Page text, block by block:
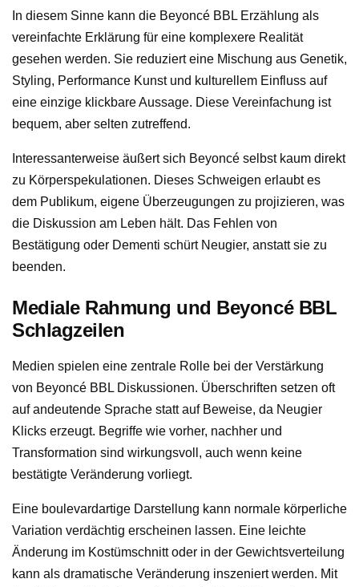
In diesem Sinne kann die Beyoncé BBL Erzählung als
vereinfachte Erklärung für eine komplexere Realität
gesehen werden. Sie reduziert eine Mischung aus Genetik,
Styling, Performance Kunst und kulturellem Einfluss auf
eine einzige klickbare Aussage. Diese Vereinfachung ist
bequem, aber selten zutreffend.
Interessanterweise äußert sich Beyoncé selbst kaum direkt
zu Körperspekulationen. Dieses Schweigen erlaubt es
dem Publikum, eigene Überzeugungen zu projizieren, was
die Diskussion am Leben hält. Das Fehlen von
Bestätigung oder Dementi schürt Neugier, anstatt sie zu
beenden.
Mediale Rahmung und Beyoncé BBL
Schlagzeilen
Medien spielen eine zentrale Rolle bei der Verstärkung
von Beyoncé BBL Diskussionen. Überschriften setzen oft
auf andeutende Sprache statt auf Beweise, da Neugier
Klicks erzeugt. Begriffe wie vorher, nachher und
Transformation sind wirkungsvoll, auch wenn keine
bestätigte Veränderung vorliegt.
Eine boulevardartige Darstellung kann normale körperliche
Variation verdächtig erscheinen lassen. Eine leichte
Änderung im Kostümschnitt oder in der Gewichtsverteilung
kann als dramatische Veränderung inszeniert werden. Mit